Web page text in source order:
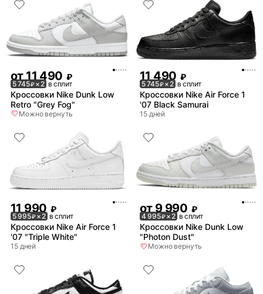
от 11 490 ₽
5 745₽× 2 в сплит
Кроссовки Nike Dunk Low
Retro "Grey Fog"
Можно вернуть
11 490 ₽
5 745₽× 2 в сплит
Кроссовки Nike Air Force 1
'07 Black Samurai
15 дней
11 990 ₽
5 995₽× 2 в сплит
Кроссовки Nike Air Force 1
'07 "Triple White"
15 дней
от9 990 ₽
4 995₽× 2 в сплит
Кроссовки Nike Dunk Low
"Photon Dust"
Можно вернуть